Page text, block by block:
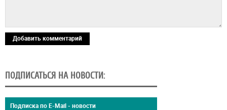
Добавить комментарий
ПОДПИСАТЬСЯ НА НОВОСТИ:
Подписка по E-Mail - новости